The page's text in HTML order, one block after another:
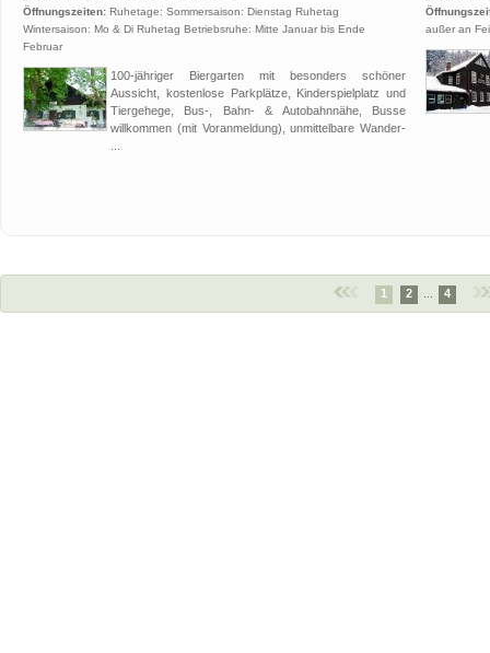
Öffnungszeiten: Ruhetage: Sommersaison: Dienstag Ruhetag
Wintersaison: Mo & Di Ruhetag Betriebsruhe: Mitte Januar bis Ende
Februar
100-jähriger Biergarten mit besonders schöner
Aussicht, kostenlose Parkplätze, Kinderspielplatz und
Tiergehege, Bus-, Bahn- & Autobahnnähe, Busse
willkommen (mit Voranmeldung), unmittelbare Wander-
außer an
1 2 4